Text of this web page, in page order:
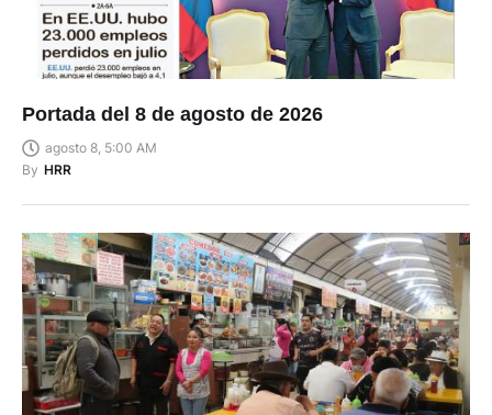
Portada del 8 de agosto de 2026
agosto 8, 5:00 AM
By HRR